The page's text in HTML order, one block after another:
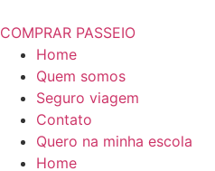
COMPRAR PASSEIO
Home
Quem somos
Seguro viagem
Contato
Quero na minha escola
Home